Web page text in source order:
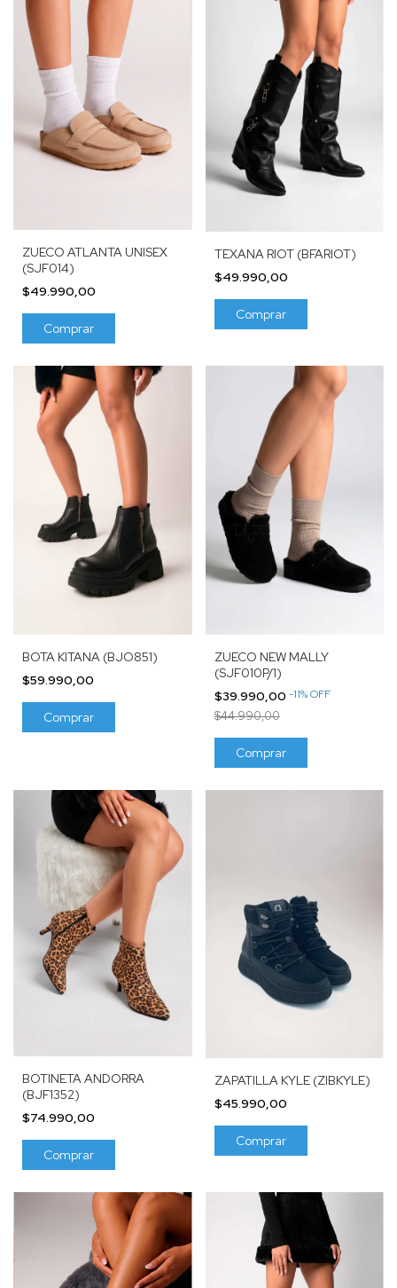
ZUECO ATLANTA UNISEX
(SJF014)
$49.990,00
Comprar
TEXANA RIOT (BFARIOT)
$49.990,00
Comprar
BOTA KITANA (BJO851)
$59.990,00
Comprar
ZUECO NEW MALLY
(SJF010P/1)
$39.990,00 -11%OFF
$44.990,00
Comprar
BOTINETA ANDORRA
(BJF1352)
$74.990,00
Comprar
ZAPATILLA KYLE (ZIBKYLE)
$45.990,00
Comprar